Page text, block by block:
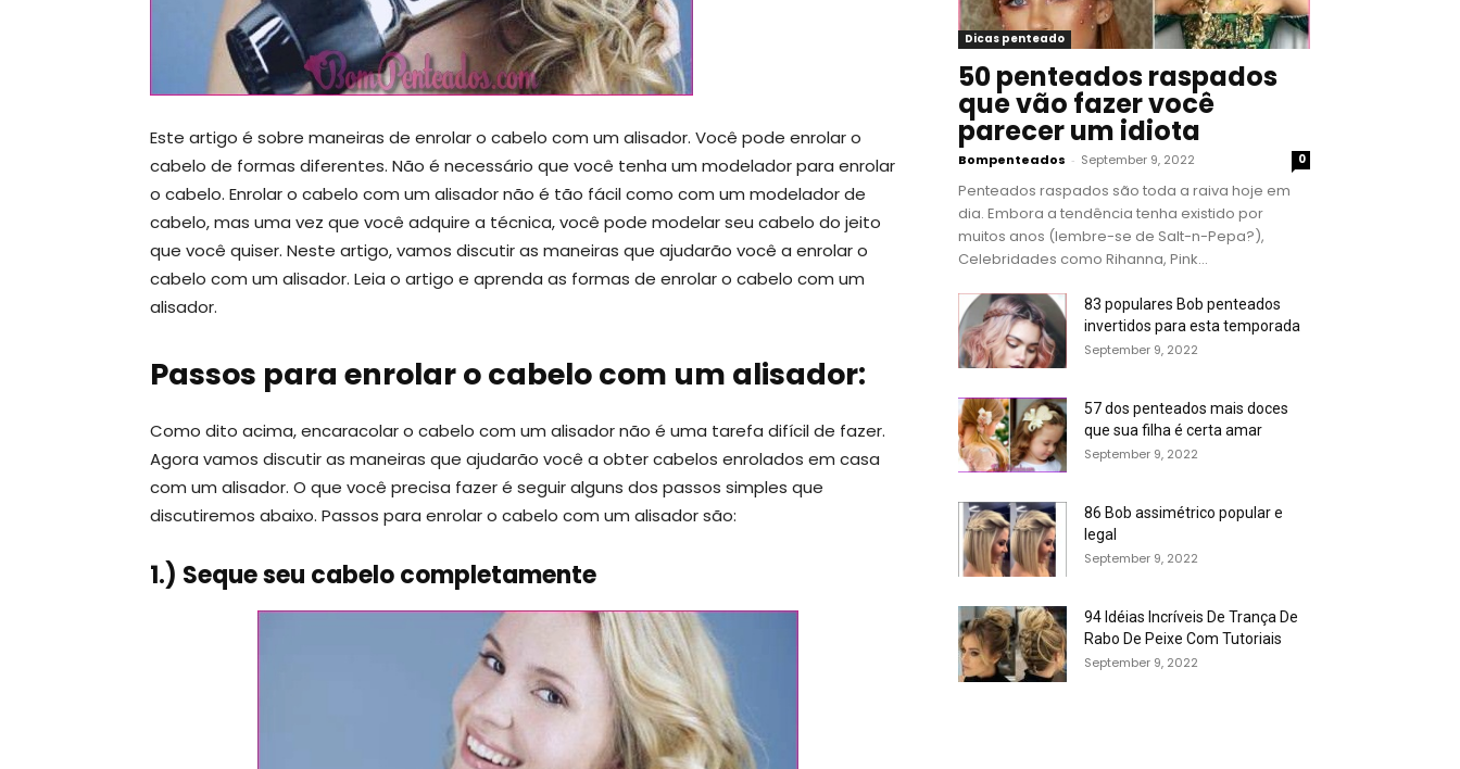
Este artigo é sobre maneiras de enrolar o cabelo com um alisador. Você pode enrolar o
cabelo de formas diferentes. Não é necessário que você tenha um modelador para enrolar
o cabelo. Enrolar o cabelo com um alisador não é tão fácil como com um modelador de
cabelo, mas uma vez que você adquire a técnica, você pode modelar seu cabelo do jeito
que você quiser. Neste artigo, vamos discutir as maneiras que ajudarão você a enrolar o
cabelo com um alisador. Leia o artigo e aprenda as formas de enrolar o cabelo com um
alisador.
Passos para enrolar o cabelo com um alisador:
Como dito acima, encaracolar o cabelo com um alisador não é uma tarefa difícil de fazer.
Agora vamos discutir as maneiras que ajudarão você a obter cabelos enrolados em casa
com um alisador. O que você precisa fazer é seguir alguns dos passos simples que
discutiremos abaixo. Passos para enrolar o cabelo com um alisador são:
1.) Seque seu cabelo completamente
Dicas penteado
50 penteados raspados
que vão fazer você
parecer um idiota
Bompenteados - September 9, 2022 0
Penteados raspados são toda a raiva hoje em
dia. Embora a tendência tenha existido por
muitos anos (lembre-se de Salt-n-Pepa?),
Celebridades como Rihanna, Pink...
83 populares Bob penteados
invertidos para esta temporada
September 9, 2022
57 dos penteados mais doces
que sua filha é certa amar
September 9, 2022
86 Bob assimétrico popular e
legal
September 9, 2022
94 Idéias Incríveis De Trança De
Rabo De Peixe Com Tutoriais
September 9, 2022